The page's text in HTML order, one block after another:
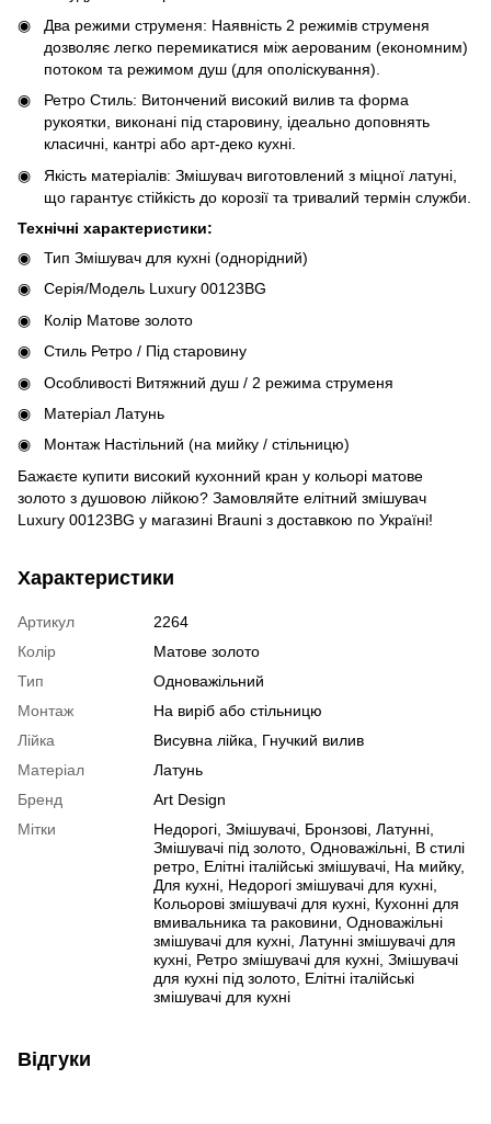
Два режими струменя: Наявність 2 режимів струменя
дозволяє легко перемикатися між аерованим (економним)
потоком та режимом душ (для ополіскування).
Ретро Стиль: Витончений високий вилив та форма
рукоятки, виконані під старовину, ідеально доповнять
класичні, кантрі або арт-деко кухні.
Якість матеріалів: Змішувач виготовлений з міцної латуні,
що гарантує стійкість до корозії та тривалий термін служби.
Технічні характеристики:
Тип Змішувач для кухні (однорідний)
Серія/Модель Luxury 00123BG
Колір Матове золото
Стиль Ретро / Під старовину
Особливості Витяжний душ / 2 режима струменя
Матеріал Латунь
Монтаж Настільний (на мийку / стільницю)
Бажаєте купити високий кухонний кран у кольорі матове
золото з душовою лійкою? Замовляйте елітний змішувач
Luxury 00123BG у магазині Brauni з доставкою по Україні!
Характеристики
Артикул
2264
Колір
Матове золото
Тип
Одноважільний
Монтаж
На виріб або стільницю
Лійка
Висувна лійка, Гнучкий вилив
Матеріал
Латунь
Бренд
Art Design
Мітки
Недорогі Змішувачі Бронзові Латунні
Змішувачі під золото Одноважільні В стилі
ретро Елітні італійські змішувачі На мийку,
Для кухні Недорогі змішувачі для кухні
Кольорові змішувачі для кухні Кухонні для
вмивальника та раковини Одноважільні
змішувачі для кухні Латунні змішувачі для
кухні Ретро змішувачі для кухні Змішувачі
для кухні під золото Елітні італійські
змішувачі для кухні
Відгуки